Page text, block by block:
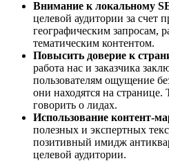
Внимание к локальному
целевой аудитории за счет
географическим запросам,
тематическим контентом.
Повысить доверие к
работа нас и заказчика
пользователям ощущение
они находятся на
говорить о лидах.
Использование контент-
полезных и экспертных
позитивный имидж
целевой аудитории.